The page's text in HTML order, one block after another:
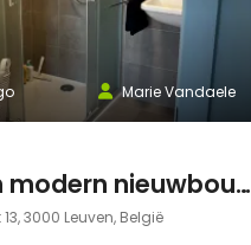
Marie Vandaele
Kamer vrij in modern nieuwbouwappartement Leuven
3000 Leuven, België